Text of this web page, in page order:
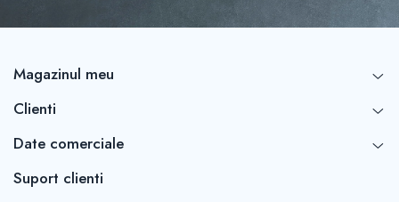
Magazinul meu
Clienti
Date comerciale
Suport clienti